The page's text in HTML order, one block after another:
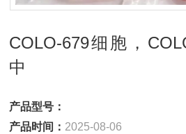
COLO-679细胞，
中
产品型号：
产品时间： 2025-08-06